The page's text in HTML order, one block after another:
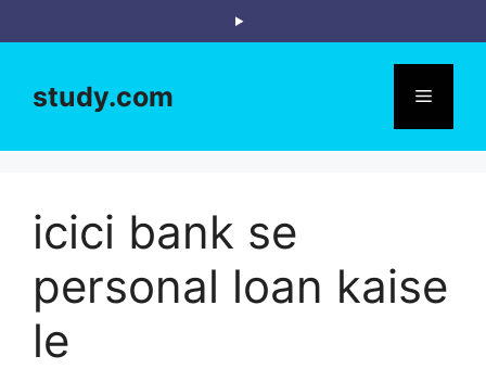
to
study.com Menu
icici bank se
personal loan kaise
le